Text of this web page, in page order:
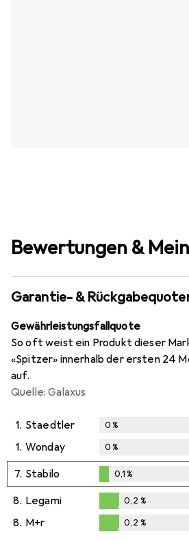
Bewertungen &
Garantie- &
Gewährleistungsfallquote
So oft weist ein Produkt dieser
«Spitzer» innerhalb der ersten 24
auf.
Quelle: Galaxus
1. Staedtler 0%
1. Wonday 0%
7. Stabilo
0,1%
0,1%
8. Legami
0,2%
0,2 %
8. M+r 0,2 %